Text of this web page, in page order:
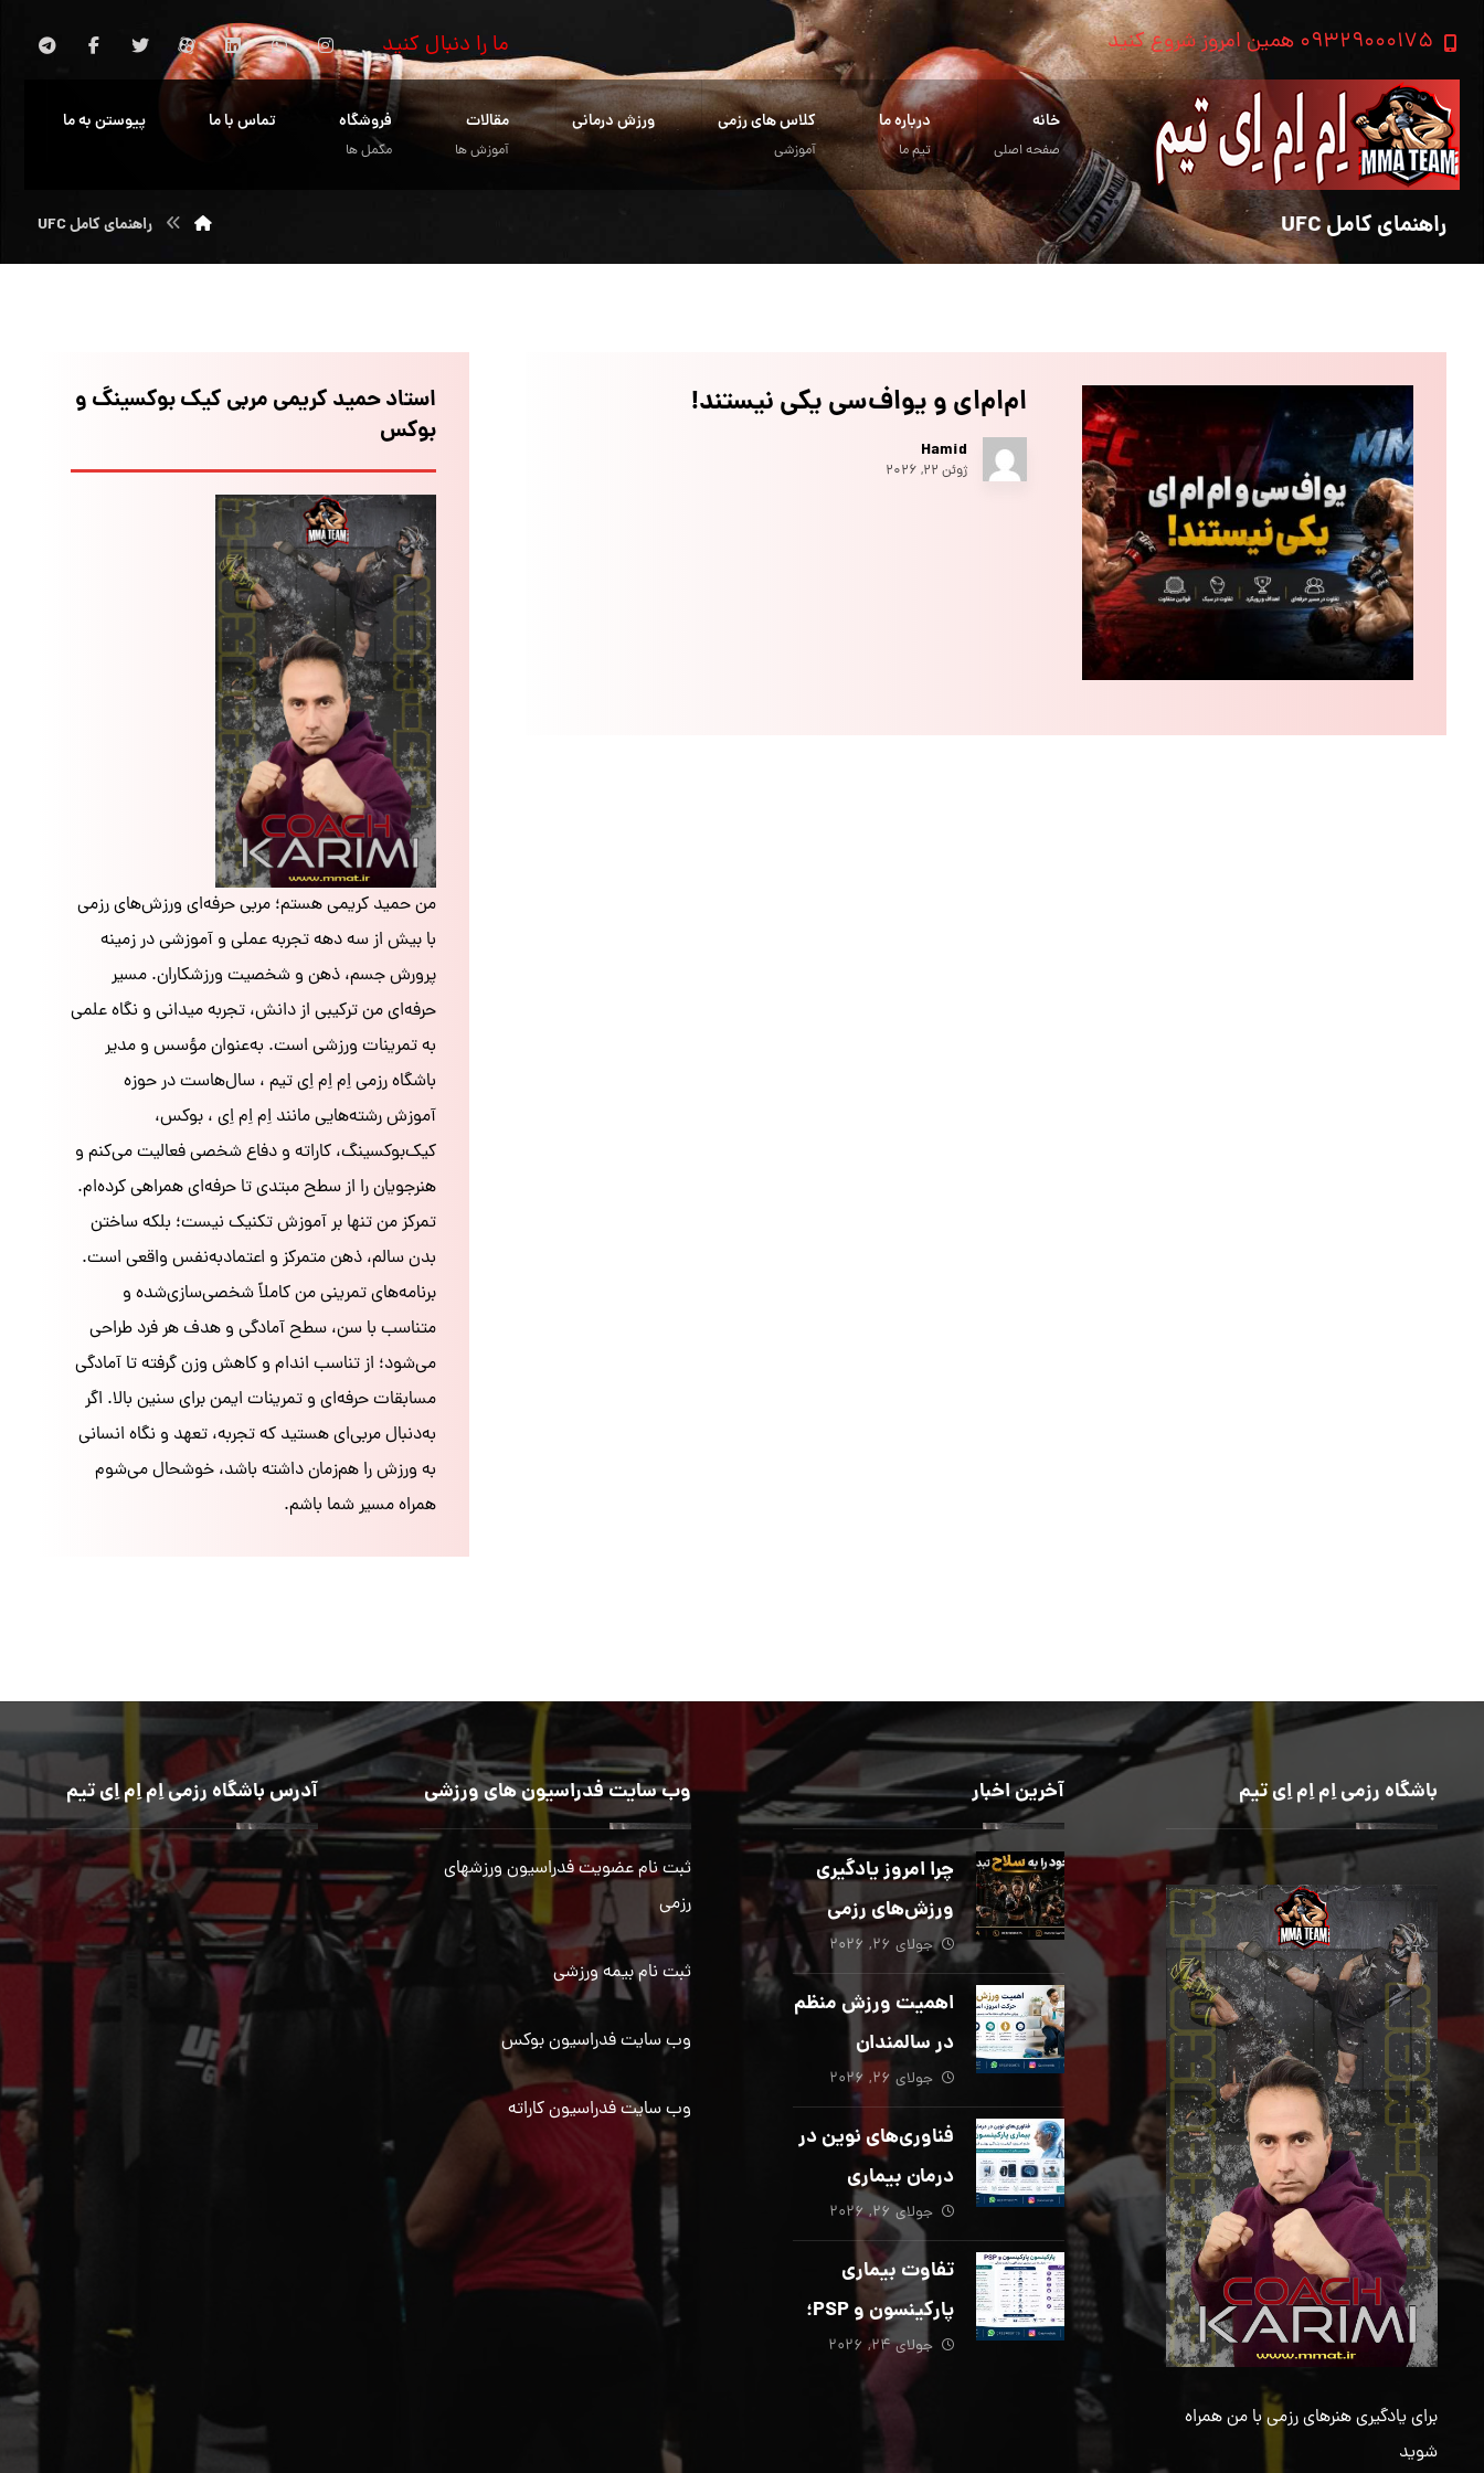
۰۹۳۲۹۰۰۰۱۷۵ همین امروز شروع کنید ما را دنبال کنید
خانه
صفحه اصلی
درباره ما
تیم ما
کلاس های رزمی
آموزشی
ورزش درمانی مقالات
آموزش ها
فروشگاه
مکمل ها
تماس با ما پیوستن به ما
راهنمای کامل UFC راهنمای کامل UFC
ام‌ام‌ای و یو‌اف‌سی یکی نیستند!
Hamid
ژوئن ۲۲, ۲۰۲۶
استاد حمید کریمی مربی کیک بوکسینگ و
بوکس
من حمید کریمی هستم؛ مربی حرفه‌ای ورزش‌های رزمی
با بیش از سه دهه تجربه عملی و آموزشی در زمینه
پرورش جسم، ذهن و شخصیت ورزشکاران. مسیر
حرفه‌ای من ترکیبی از دانش، تجربه میدانی و نگاه علمی
به تمرینات ورزشی است. به‌عنوان مؤسس و مدیر
باشگاه رزمی اِم اِم اِی تیم ، سال‌هاست در حوزه
آموزش رشته‌هایی مانند اِم اِم اِی ، بوکس،
کیک‌بوکسینگ، کاراته و دفاع شخصی فعالیت می‌کنم و
هنرجویان را از سطح مبتدی تا حرفه‌ای همراهی کرده‌ام.
تمرکز من تنها بر آموزش تکنیک نیست؛ بلکه ساختن
بدن سالم، ذهن متمرکز و اعتمادبه‌نفس واقعی است.
برنامه‌های تمرینی من کاملاً شخصی‌سازی‌شده و
متناسب با سن، سطح آمادگی و هدف هر فرد طراحی
می‌شود؛ از تناسب اندام و کاهش وزن گرفته تا آمادگی
مسابقات حرفه‌ای و تمرینات ایمن برای سنین بالا. اگر
به‌دنبال مربی‌ای هستید که تجربه، تعهد و نگاه انسانی
به ورزش را هم‌زمان داشته باشد، خوشحال می‌شوم
همراه مسیر شما باشم.
باشگاه رزمی اِم اِم اِی تیم
برای یادگیری هنرهای رزمی با من همراه
شوید
آخرین اخبار
چرا امروز یادگیری
ورزش‌های رزمی
بیش از هر زمان
دیگری ضروری
است؟
جولای ۲۶, ۲۰۲۶
اهمیت ورزش منظم
در سالمندان
جولای ۲۶, ۲۰۲۶
فناوری‌های نوین در
درمان بیماری
پارکینسون؛ از هوش
مصنوعی تا تحریک
عمقی مغز
جولای ۲۶, ۲۰۲۶
تفاوت بیماری
پارکینسون و PSP؛
از تشخیص تا
توانبخشی تخصصی
در منزل_بخش پنجم
جولای ۲۴, ۲۰۲۶
وب سایت فدراسیون های ورزشی
ثبت نام عضویت فدراسیون ورزشهای
رزمی
ثبت نام بیمه ورزشی
وب سایت فدراسیون بوکس
وب سایت فدراسیون کاراته
آدرس باشگاه رزمی اِم اِم اِی تیم